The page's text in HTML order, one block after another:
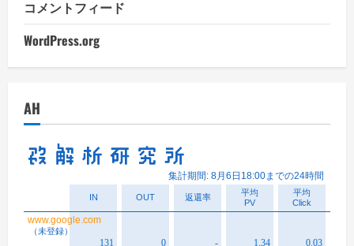
コメントフィード
WordPress.org
AH